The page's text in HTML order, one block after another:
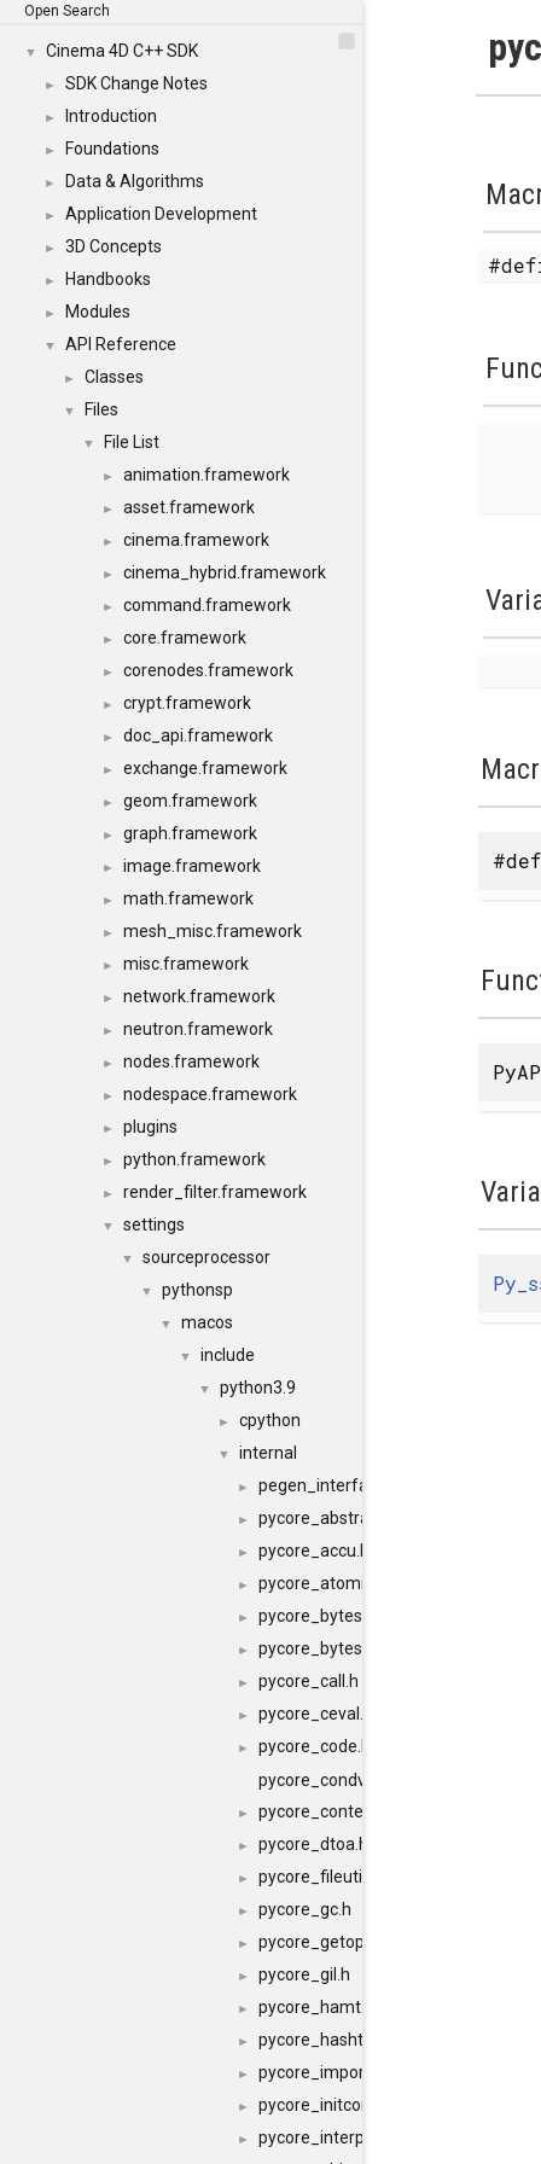
Open Search
▼ Cinema 4D C++ SDK
► SDK Change Notes
► Introduction
► Foundations
► Data & Algorithms
► Application Development
► 3D Concepts
► Handbooks
► Modules
▼ API Reference
► Classes
▼ Files
▼ File List
► animation.framework
► asset.framework
► cinema.framework
► cinema_hybrid.framework
► command.framework
► core.framework
► corenodes.framework
► crypt.framework
► doc_api.framework
► exchange.framework
► geom.framework
► graph.framework
► image.framework
► math.framework
► mesh_misc.framework
► misc.framework
► network.framework
► neutron.framework
► nodes.framework
► nodespace.framework
► plugins
► python.framework
► render_filter.framework
▼ settings
▼ sourceprocessor
▼ pythonsp
▼ macos
▼ include
▼ python3.9
► cpython
▼ internal
► pegen_interface.h
► pycore_abstract.h
► pycore_accu.h
► pycore_atomic.h
► pycore_bytes_methods.h
► pycore_byteswap.h
► pycore_call.h
► pycore_ceval.h
►
pycore_code.h
pycore_condvar.h
► pycore_context.h
► pycore_dtoa.h
► pycore_fileutils.h
► pycore_gc.h
► pycore_getopt.h
► pycore_gil.h
► pycore_hamt.h
► pycore_hashtable.h
► pycore_import.h
► pycore_initconfig.h
►
pycore_interp.h